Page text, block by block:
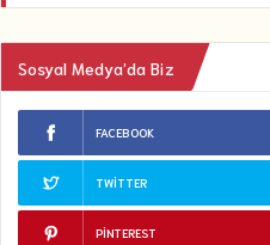
Sosyal Medya’da Biz
FACEBOOK
TWITTER
PINTEREST